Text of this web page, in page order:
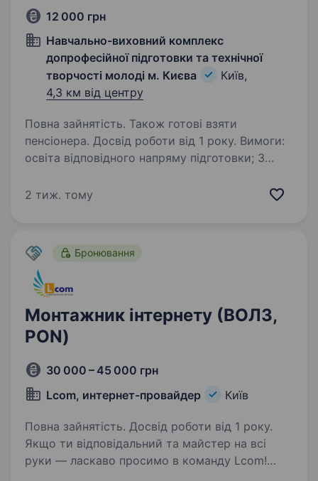
12 000 грн
Навчально-виховний комплекс
допрофесійної підготовки та технічної
творчості молоді м. Києва
Київ,
4,3 км від центру
Повна зайнятість. Також готові взяти
пенсіонера. Досвід роботи від 1 року. Вимоги:
освіта відповідного напряму підготовки; 3
працевлаштування; випробувальний термін —
2 тиж. тому
Бронювання
Монтажник інтернету (ВОЛЗ,
PON)
30 000 – 45 000 грн
Lcom, интернет-провайдер
Київ
Повна зайнятість. Досвід роботи від 1 року.
Якщо ти відповідальний та майстер на всі
руки — ласкаво просимо в команду Lcom!